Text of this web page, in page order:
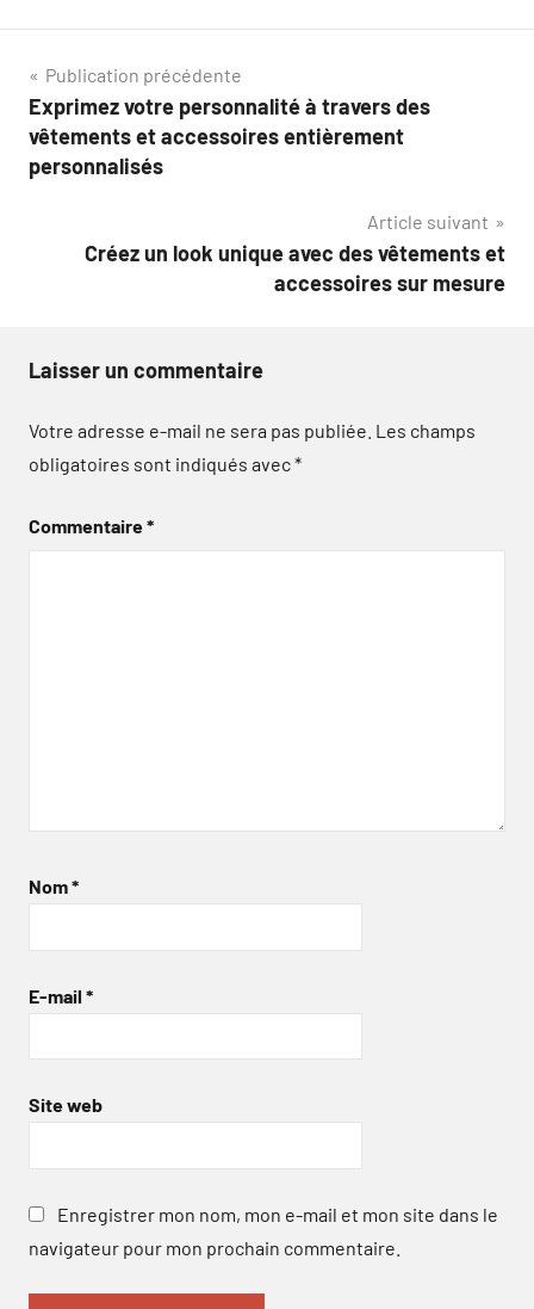
Navigation
de
l’article
Publication précédente
Exprimez votre personnalité à travers des
vêtements et accessoires entièrement
personnalisés
Article suivant
Créez un look unique avec des vêtements et
accessoires sur mesure
Laisser un commentaire
Votre adresse e-mail ne sera pas publiée. Les champs
obligatoires sont indiqués avec*
Commentaire*
Nom*
E-mail *
Site web
Enregistrer mon nom, mon e-mail et mon site dans le
navigateur pour mon prochain commentaire.